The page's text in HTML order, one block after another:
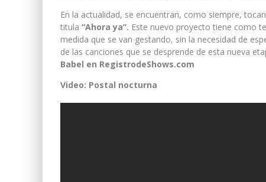
En la actualidad, se encuentran, como siempre,
titula “Ahora ya”. Este nuevo proyecto tiene como
medida que se van gestando, sin la necesidad de
de las canciones que se desprende de esta nueva
Babel en RegistrodeShows.com
Video: Postal nocturna